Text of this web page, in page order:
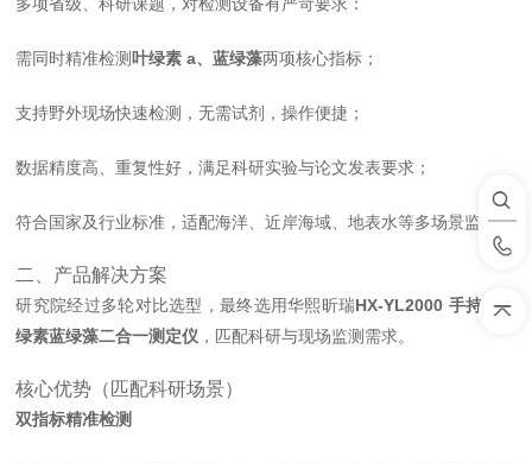
需同时精准检测 叶绿素 a、蓝绿藻两项核心指标；
支持野外现场快速检测，无需试剂，操作便捷；
数据精度高、重复性好，满足科研实验与论文发表要求；
符合国家及行业标准，适配海洋、近岸海域、地表水等多场景监测。
二、产品解决方案
研究院经过多轮对比选型，最终选用华熙昕瑞HX‑YL2000 手持式叶
绿素蓝绿藻二合一测定仪 ，匹配科研与现场监测需求。
核心优势（匹配科研场景）
双指标精准检测